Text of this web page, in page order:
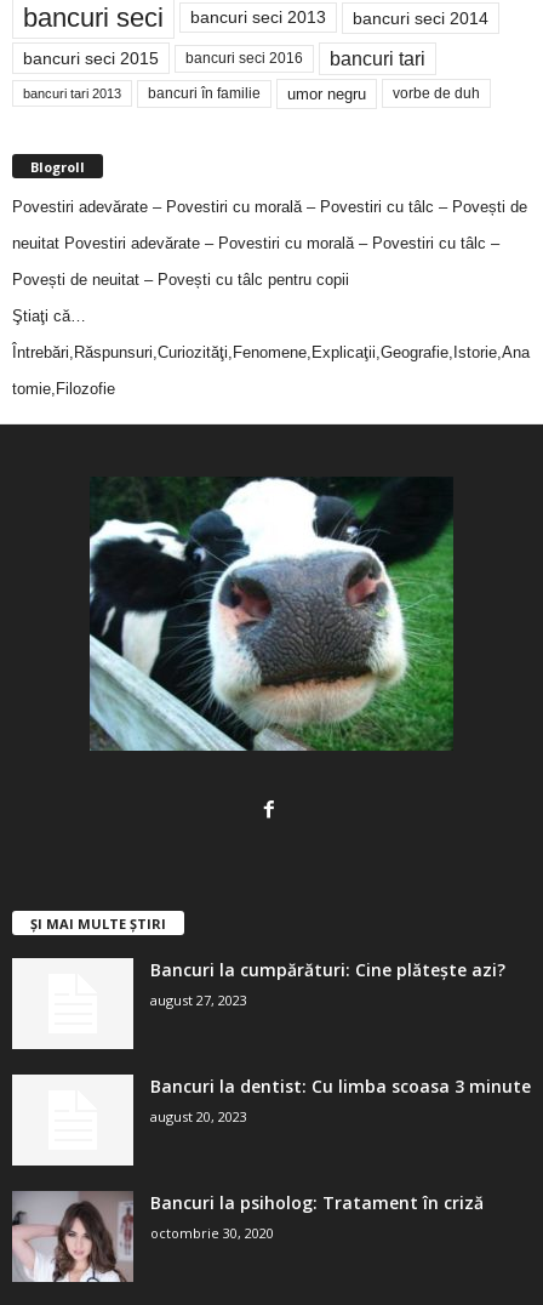
bancuri seci bancuri seci 2013 bancuri seci 2014
bancuri seci 2015 bancuri seci 2016 bancuri tari
bancuri tari 2013 bancuri în familie umor negru vorbe de duh
Blogroll
Povestiri adevărate – Povestiri cu morală – Povestiri cu tâlc – Povești de
neuitat Povestiri adevărate – Povestiri cu morală – Povestiri cu tâlc –
Povești de neuitat – Povești cu tâlc pentru copii
Ştiaţi că…
Întrebări,Răspunsuri,Curiozităţi,Fenomene,Explicaţii,Geografie,Istorie,Ana
tomie,Filozofie
ȘI MAI MULTE ȘTIRI
Bancuri la cumpărături: Cine plătește azi?
august 27, 2023
Bancuri la dentist: Cu limba scoasa 3 minute
august 20, 2023
Bancuri la psiholog: Tratament în criză
octombrie 30, 2020